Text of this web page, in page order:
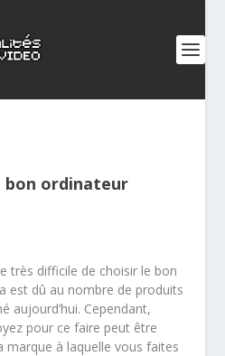
bon ordinateur
très difficile de choisir le bon
est dû au nombre de produits
aujourd’hui. Cependant,
pour ce faire peut être
marque à laquelle vous faites